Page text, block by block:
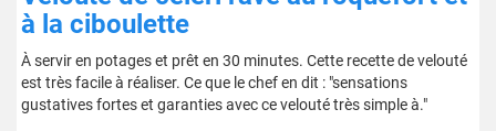
à la ciboulette
À servir en potages et prêt en 30 minutes. Cette recette de velouté
est très facile à réaliser. Ce que le chef en dit : "sensations
gustatives fortes et garanties avec ce velouté très simple à."